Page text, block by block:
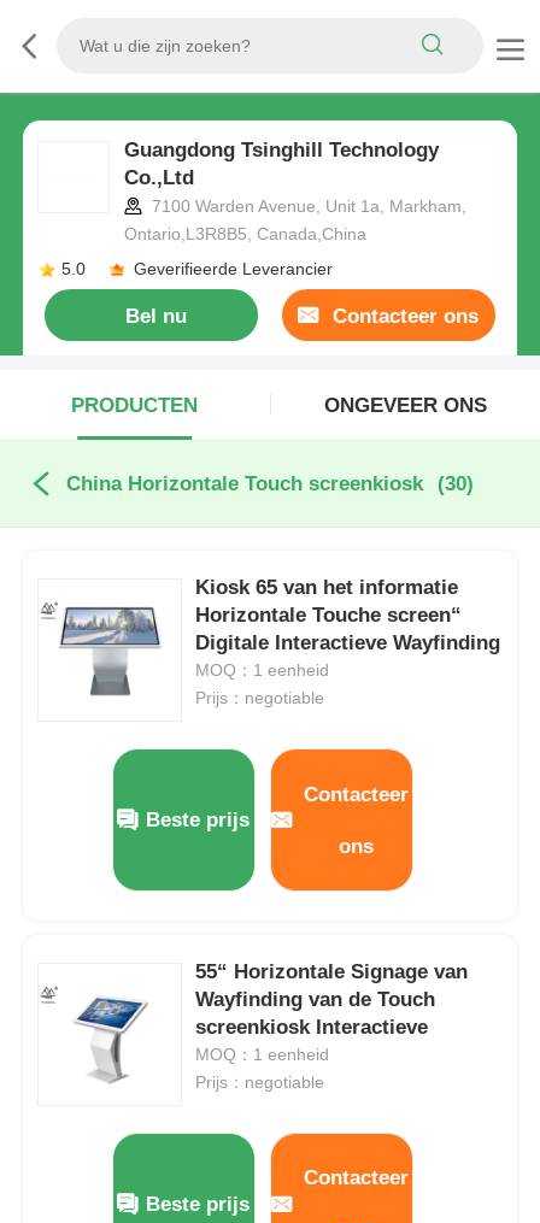
Guangdong Tsinghill Technology
Co.,Ltd
7100 Warden Avenue, Unit 1a, Markham,
Ontario,L3R8B5, Canada,China
5.0
Geverifieerde Leverancier
Bel nu Contacteer ons
PRODUCTEN ONGEVEER ONS
China Horizontale Touch screenkiosk (30)
Kiosk 65 van het informatie
Horizontale Touche screen“
Digitale Interactieve Wayfinding
MOQ：1 eenheid
Prijs：negotiable
Beste prijs
Contacteer
ons
55“ Horizontale Signage van
Wayfinding van de Touch
screenkiosk Interactieve
MOQ：1 eenheid
Prijs：negotiable
Beste prijs
Contacteer